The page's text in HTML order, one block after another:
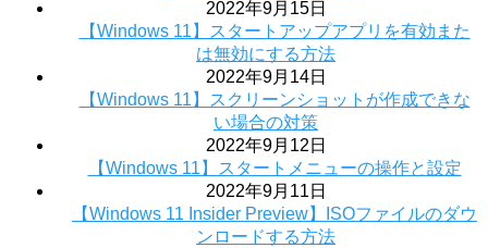
2022年9月15日
【Windows 11】スタートアップアプリを有効また
は無効にする方法
2022年9月14日
【Windows 11】スクリーンショットが作成できな
い場合の対策
2022年9月12日
【Windows 11】スタートメニューの操作と設定
2022年9月11日
【Windows 11 Insider Preview】ISOファイルのダウ
ンロードする方法